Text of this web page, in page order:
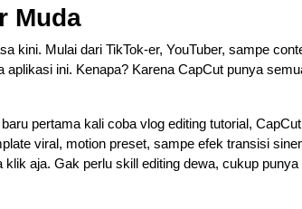
Muda
kini. Mulai dari TikTok-er, YouTuber, sampe
ini. Kenapa? Karena CapCut punya
pertama kali coba vlog editing tutorial,
viral, motion preset, sampe efek transisi
aja. Gak perlu skill editing dewa, cukup punya